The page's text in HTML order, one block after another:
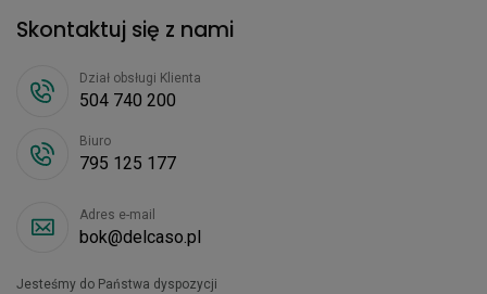
Skontaktuj się z nami
Dział obsługi Klienta
504 740 200
Biuro
795 125 177
Adres e-mail
bok@delcaso.pl
Jesteśmy do Państwa dyspozycji